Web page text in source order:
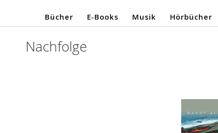
Bücher E-Books Musik Hörbücher
Nachfolge